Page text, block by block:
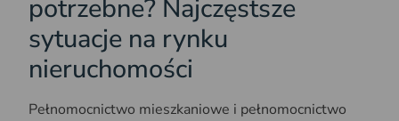
potrzebne? Najczęstsze
sytuacje na rynku
nieruchomości
Pełnomocnictwo mieszkaniowe i pełnomocnictwo